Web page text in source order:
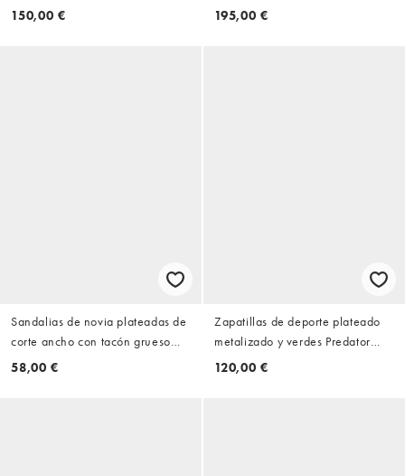
adidas Running
150,00 €
Ballerina de Polo Ralph Lauren
195,00 €
Sandalias de novia plateadas de
corte ancho con tacón grueso
Mayfair de Off The Hook
58,00 €
Zapatillas de deporte plateado
metalizado y verdes Predator
Sala de adidas Originals
120,00 €